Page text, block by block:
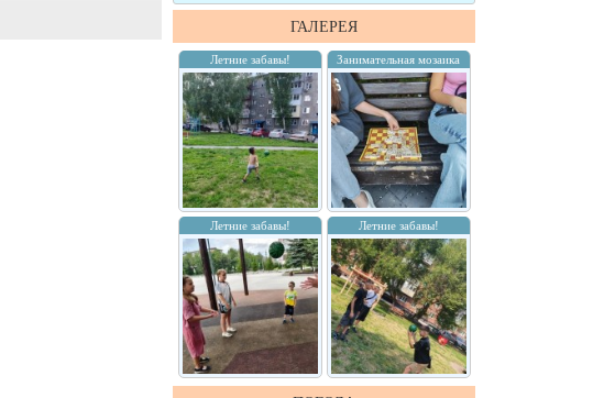
ГАЛЕРЕЯ
Летние забавы! Занимательная мозаика
Летние забавы! Летние забавы!